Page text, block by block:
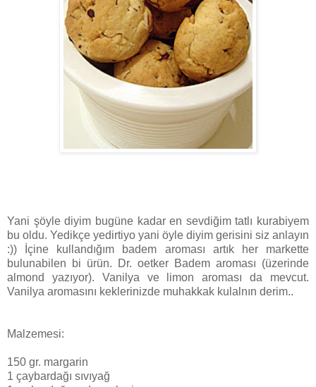
Yani şöyle diyim bugüne kadar en sevdiğim tatlı kurabiyem
bu oldu. Yedikçe yedirtiyo yani öyle diyim gerisini siz anlayın
:)) İçine kullandığım badem aroması artık her markette
bulunabilen bi ürün. Dr. oetker Badem aroması (üzerinde
almond yazıyor). Vanilya ve limon aroması da mevcut.
Vanilya aromasını keklerinizde muhakkak kulalnın derim..
Malzemesi:
150 gr. margarin
1 çaybardağı sıvıyağ